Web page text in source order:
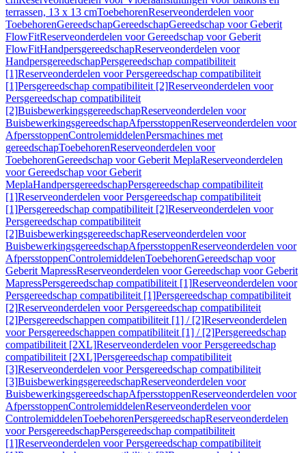
terrassen, 13 x 13 cmToebehorenReserveonderdelen voor
ToebehorenGereedschapGereedschapGereedschap voor Geberit
FlowFitReserveonderdelen voor Gereedschap voor Geberit
FlowFitHandpersgereedschapReserveonderdelen voor
HandpersgereedschapPersgereedschap compatibiliteit
[1]Reserveonderdelen voor Persgereedschap compatibiliteit
[1]Persgereedschap compatibiliteit [2]Reserveonderdelen voor
Persgereedschap compatibiliteit
[2]BuisbewerkingsgereedschapReserveonderdelen voor
BuisbewerkingsgereedschapAfpersstoppenReserveonderdelen voor
AfpersstoppenControlemiddelenPersmachines met
gereedschapToebehorenReserveonderdelen voor
ToebehorenGereedschap voor Geberit MeplaReserveonderdelen
voor Gereedschap voor Geberit
MeplaHandpersgereedschapPersgereedschap compatibiliteit
[1]Reserveonderdelen voor Persgereedschap compatibiliteit
[1]Persgereedschap compatibiliteit [2]Reserveonderdelen voor
Persgereedschap compatibiliteit
[2]BuisbewerkingsgereedschapReserveonderdelen voor
BuisbewerkingsgereedschapAfpersstoppenReserveonderdelen voor
AfpersstoppenControlemiddelenToebehorenGereedschap voor
Geberit MapressReserveonderdelen voor Gereedschap voor Geberit
MapressPersgereedschap compatibiliteit [1]Reserveonderdelen voor
Persgereedschap compatibiliteit [1]Persgereedschap compatibiliteit
[2]Reserveonderdelen voor Persgereedschap compatibiliteit
[2]Persgereedschappen compatibiliteit [1] / [2]Reserveonderdelen
voor Persgereedschappen compatibiliteit [1] / [2]Persgereedschap
compatibiliteit [2XL]Reserveonderdelen voor Persgereedschap
compatibiliteit [2XL]Persgereedschap compatibiliteit
[3]Reserveonderdelen voor Persgereedschap compatibiliteit
[3]BuisbewerkingsgereedschapReserveonderdelen voor
BuisbewerkingsgereedschapAfpersstoppenReserveonderdelen voor
AfpersstoppenControlemiddelenReserveonderdelen voor
ControlemiddelenToebehorenPersgereedschapReserveonderdelen
voor PersgereedschapPersgereedschap compatibiliteit
[1]Reserveonderdelen voor Persgereedschap compatibiliteit